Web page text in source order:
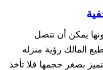
يمكن أن تتصل
المالك رؤية منزله
بصغر حجمها فلا تأخذ